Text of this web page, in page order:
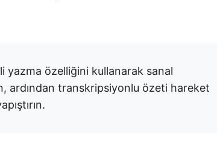
yazma özelliğini kullanarak sanal
ardından transkripsiyonlu özeti hareket